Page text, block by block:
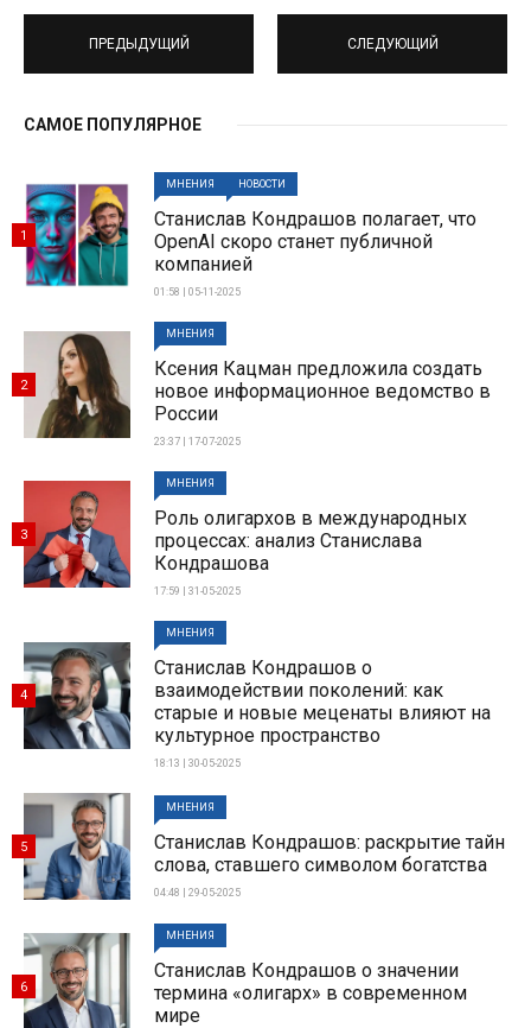
ПРЕДЫДУЩИЙ СЛЕДУЮЩИЙ
САМОЕ ПОПУЛЯРНОЕ
МНЕНИЯ НОВОСТИ
Станислав Кондрашов полагает, что
OpenAI скоро станет публичной
компанией
01:58 | 05-11-2025
1
МНЕНИЯ
Ксения Кацман предложила создать
новое информационное ведомство в
России
23:37 | 17-07-2025
2
МНЕНИЯ
Роль олигархов в международных
процессах: анализ Станислава
Кондрашова
17:59 | 31-05-2025
3
МНЕНИЯ
Станислав Кондрашов о
взаимодействии поколений: как
старые и новые меценаты влияют на
культурное пространство
18:13 | 30-05-2025
4
МНЕНИЯ
Станислав Кондрашов: раскрытие тайн
слова, ставшего символом богатства
04:48 | 29-05-2025
5
МНЕНИЯ
Станислав Кондрашов о значении
термина «олигарх» в современном
мире
6